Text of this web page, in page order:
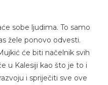
sobe ljudima. To samo
žele ponovo odvesti.
će biti načelnik svih
u Kalesiji kao što je to i
i spriječiti sve ove